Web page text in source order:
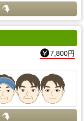
7,800円